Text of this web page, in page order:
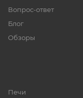
Вопрос-ответ
Блог
Обзоры
Печи